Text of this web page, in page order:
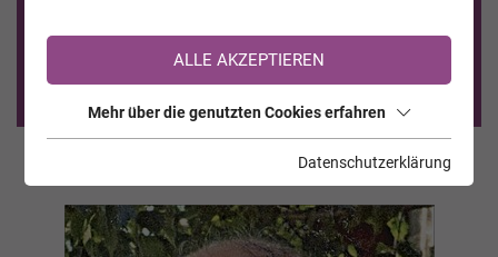
Sie sind noch nicht auf TrauerHilfe.it registriert?
>> zur kostenlosen Registrierung <<
ALLE AKZEPTIEREN
Mehr über die genutzten Cookies erfahren
Datenschutzerklärung